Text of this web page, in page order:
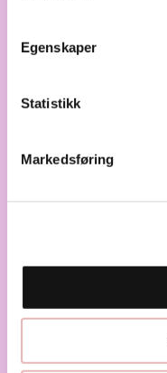
Egenskaper
Statistikk
Markedsføring
I 1997 startet